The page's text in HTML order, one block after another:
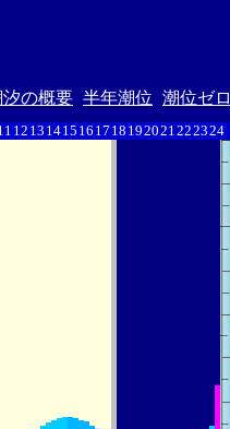
汐の概要 半年潮位 潮位ゼロ
12 13 1415 16 17 18 192021222324